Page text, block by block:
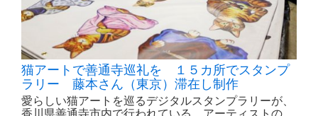
猫アートで善通寺巡礼を １５カ所でスタンプ
ラリー 藤本さん（東京）滞在し制作
愛らしい猫アートを巡るデジタルスタンプラリーが、
香川県善通寺市内で行われている。アーティストの